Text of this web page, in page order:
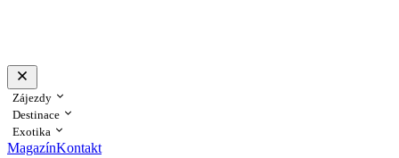
Zájezdy
Destinace
Exotika
MagazínKontakt